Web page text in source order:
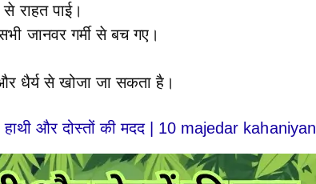
राहत पाई।
जानवर गर्मी से बच गए।
धैर्य से खोजा जा सकता है।
हाथी और दोस्तों की मदद | 10 majedar kahaniyan